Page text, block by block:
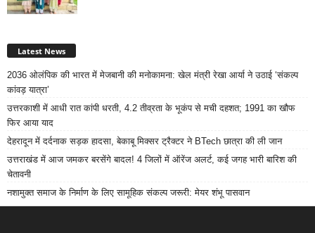
Latest News
2036 ओलंपिक की भारत में मेजबानी की मनोकामना: खेल मंत्री रेखा आर्या ने उठाई ‘संकल्प
कांवड़ यात्रा’
उत्तरकाशी में आधी रात कांपी धरती, 4.2 तीव्रता के भूकंप से मची दहशत; 1991 का खौफ
फिर आया याद
देहरादून में दर्दनाक सड़क हादसा, बेकाबू मिक्सर ट्रैक्टर ने BTech छात्रा की ली जान
उत्तराखंड में आज जमकर बरसेंगे बादल! 4 जिलों में ऑरेंज अलर्ट, कई जगह भारी बारिश की
चेतावनी
नशामुक्त समाज के निर्माण के लिए सामूहिक संकल्प जरूरी: मेयर शंभू पासवान